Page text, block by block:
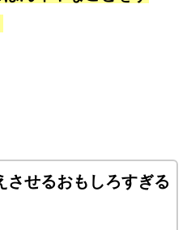
させるおもしろすぎる